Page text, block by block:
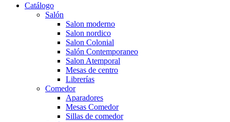
Catálogo
Salón
Salon moderno
Salon nordico
Salon Colonial
Salón Contemporaneo
Salon Atemporal
Mesas de centro
Librerías
Comedor
Aparadores
Mesas Comedor
Sillas de comedor